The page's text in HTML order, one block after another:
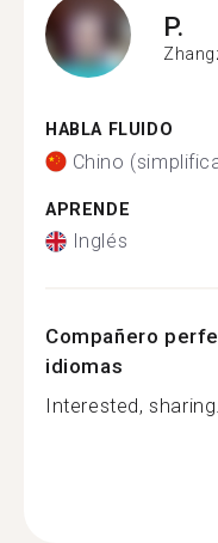
P.
HABLA FLUIDO
Chino
APRENDE
Inglés
Compañero
idiomas
Interested,